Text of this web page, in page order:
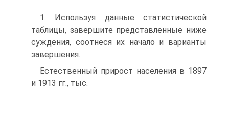
1. Используя данные статистической
таблицы, завершите представленные ниже
суждения, соотнеся их начало и варианты
завершения.
Естественный прирост населения в 1897
и 1913 гг., тыс.